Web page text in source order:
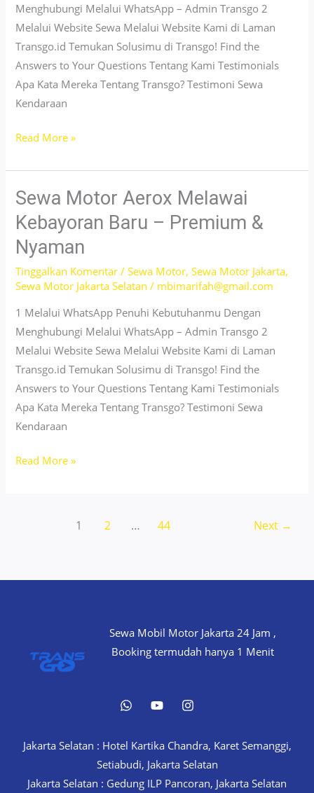
Terpercaya
Menghubungi Melalui WhatsApp – Admin Transgo 2
Melalui Website Sewa Melalui Website Kami di Laman
Transgo.id Temukan Solusimu di Transgo! Find the
Answers to Your Questions Tentang Kami Testimonials
Apa Kata Mereka Tentang Transgo? Testimoni Sewa
Kendaraan
Sewa
Banyak
Pilihan
Senayan
Jakarta
–
Murah,
No
DP
Read More »
Sewa Motor Aerox Melawai
Kebayoran Baru – Premium &
Nyaman
Tinggalkan Komentar /Sewa Motor,Sewa Motor Jakarta,
Sewa Motor Jakarta Selatan / mbimarifah@gmail.com
1 Melalui WhatsApp Penuhi Kebutuhanmu Dengan
Menghubungi Melalui WhatsApp – Admin Transgo 2
Melalui Website Sewa Melalui Website Kami di Laman
Transgo.id Temukan Solusimu di Transgo! Find the
Answers to Your Questions Tentang Kami Testimonials
Apa Kata Mereka Tentang Transgo? Testimoni Sewa
Kendaraan
Sewa
Read More »
1 2 … 44 Next →
Sewa Mobil Motor Jakarta 24 Jam ,
Booking termudah hanya 1 Menit
Jakarta Selatan : Hotel Kartika Chandra, Karet Semanggi,
Setiabudi, Jakarta Selatan
Jakarta Selatan : Gedung ILP Pancoran, Jakarta Selatan